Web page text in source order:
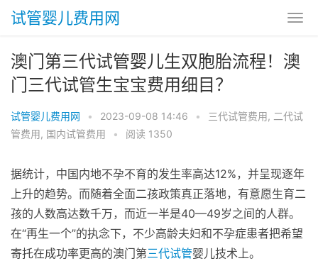
试管婴儿费用网
澳门第三代试管婴儿生双胞胎流程！澳
门三代试管生宝宝费用细目？
试管婴儿费用网 • 2023-09-08 14:46 • 三代试管费用, 二代试
管费用, 国内试管费用 • 阅读 1350
据统计，中国内地不孕不育的发生率高达12%，并呈现逐年
上升的趋势。而随着全面二孩政策真正落地，有意愿生育二
孩的人数高达数千万，而近一半是40—49岁之间的人群。
在“再生一个”的执念下，不少高龄夫妇和不孕症患者把希望
寄托在成功率更高的澳门第三代试管婴儿技术上。